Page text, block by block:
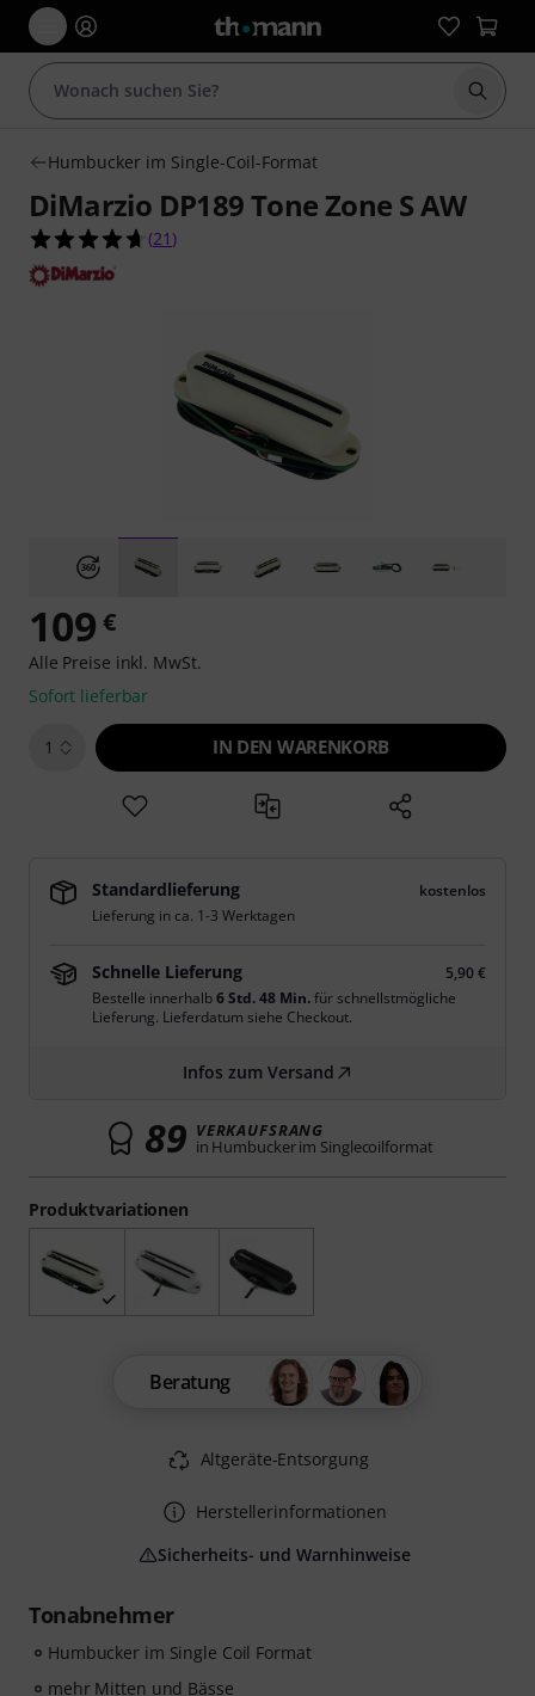
Suche
Humbucker im Single-Coil-Format
DiMarzio DP189 Tone Zone S AW
4.7 von 5 Sternen aus 21 Kundenbewertungen
(21 )
Tonabnehmer
Humbucker im Single Coil Format
mehr Mitten und Bässe
Produktvariationen
109 €
Alle Preise inkl. MwSt.
Sofort lieferbar
1 IN DEN WARENKORB
Standardlieferung
kostenlos
Lieferung in ca. 1-3 Werktagen
Schnelle Lieferung
5,90 €
Bestelle innerhalb6 Std. 47 Min.für schnellstmögliche
Lieferung. Lieferdatum siehe Checkout.
Infos zum Versand
89 VERKAUFSRANG
in Humbucker im Singlecoilformat
Beratung
Altgeräte-Entsorgung
Herstellerinformationen
Sicherheits- und Warnhinweise